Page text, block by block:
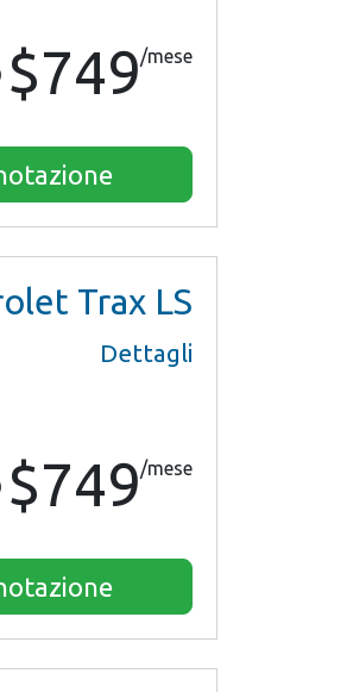
$749/mese
Trax LS
Dettagli
$749/mese